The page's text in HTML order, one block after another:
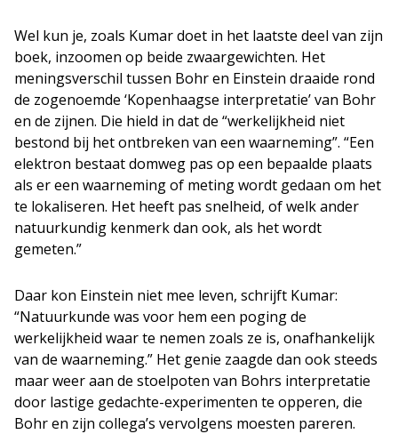
Wel kun je, zoals Kumar doet in het laatste deel van zijn
boek, inzoomen op beide zwaargewichten. Het
meningsverschil tussen Bohr en Einstein draaide rond
de zogenoemde ‘Kopenhaagse interpretatie’ van Bohr
en de zijnen. Die hield in dat de “werkelijkheid niet
bestond bij het ontbreken van een waarneming”. “Een
elektron bestaat domweg pas op een bepaalde plaats
als er een waarneming of meting wordt gedaan om het
te lokaliseren. Het heeft pas snelheid, of welk ander
natuurkundig kenmerk dan ook, als het wordt
gemeten.”
Daar kon Einstein niet mee leven, schrijft Kumar:
“Natuurkunde was voor hem een poging de
werkelijkheid waar te nemen zoals ze is, onafhankelijk
van de waarneming.” Het genie zaagde dan ook steeds
maar weer aan de stoelpoten van Bohrs interpretatie
door lastige gedachte-experimenten te opperen, die
Bohr en zijn collega’s vervolgens moesten pareren.